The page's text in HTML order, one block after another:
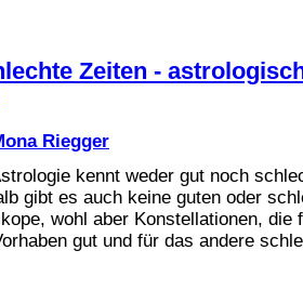
Zeiten -
Riegger
kennt weder gut noch
gibt es auch keine guten oder
wohl aber Konstellationen, die
gut und für das andere